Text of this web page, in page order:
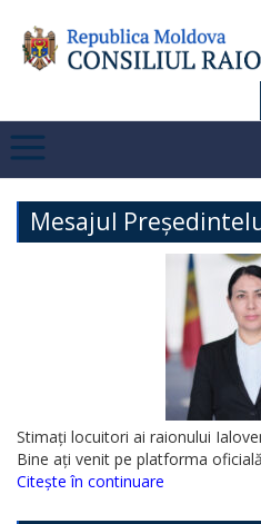
Mesajul
Stimați locuitori ai raionului
Bine ați venit pe platforma
Citește în continuare